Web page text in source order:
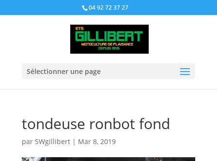
04 92 72 37 27
Sélectionner une page
tondeuse ronbot fond
par SWgillibert| Mar 8, 2019